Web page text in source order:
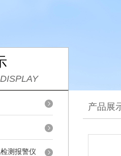
测报警仪
产品展